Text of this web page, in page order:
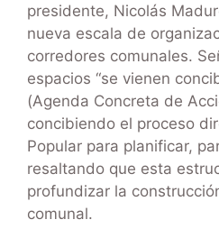
presidente, Nicolás
nueva escala de
corredores comunales.
espacios “se vienen
(Agenda Concreta de
concibiendo el proceso
Popular para planificar,
resaltando que esta
profundizar la
comunal.